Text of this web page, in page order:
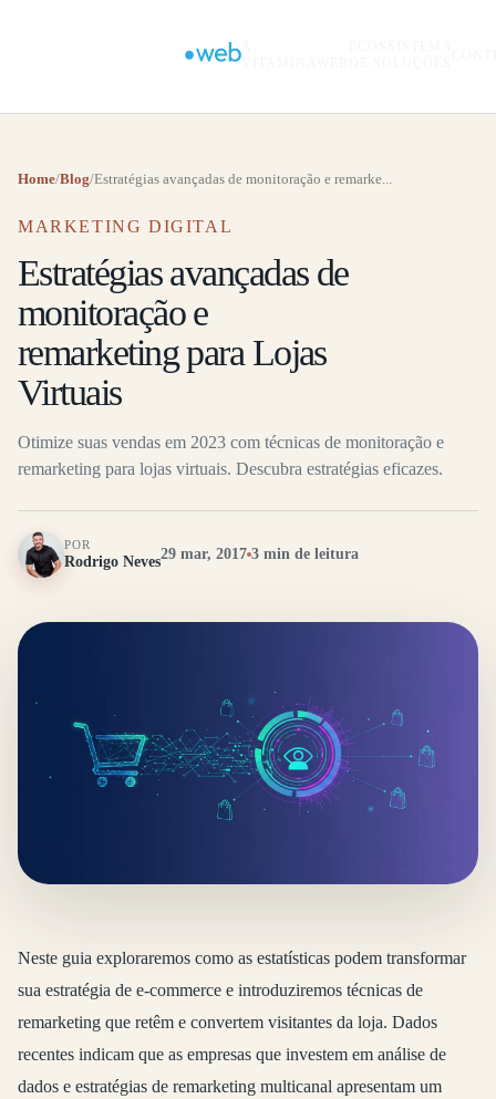
Home/Blog/Estratégias avançadas de monitoração e remarke...
MARKETING DIGITAL
Estratégias avançadas de
monitoração e
remarketing para Lojas
Virtuais
Otimize suas vendas em 2023 com técnicas de monitoração e
remarketing para lojas virtuais. Descubra estratégias eficazes.
POR
Rodrigo Neves29 mar, 2017 3 min de leitura
Neste guia exploraremos como as estatísticas podem transformar
sua estratégia de e-commerce e introduziremos técnicas de
remarketing que retêm e convertem visitantes da loja. Dados
recentes indicam que as empresas que investem em análise de
dados e estratégias de remarketing multicanal apresentam um